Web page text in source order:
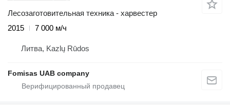
Лесозаготовительная техника - харвестер
2015
7 000 м/ч
Литва, Kazlų Rūdos
Fomisas UAB company